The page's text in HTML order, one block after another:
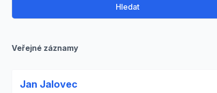
Hledat
Veřejné záznamy
Jan Jalovec